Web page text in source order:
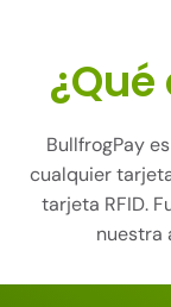
BullfrogPay
cualquier
tarjeta RFID.
nuestra